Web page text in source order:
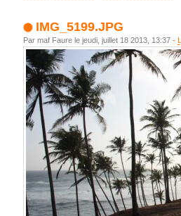
IMG_5199.JPG
Par maf Faure le jeudi, juillet 18 2013, 13:37 -